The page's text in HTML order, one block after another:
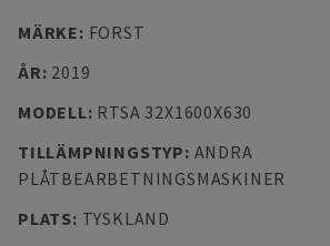
MÄRKE: FORST
ÅR: 2019
MODELL: RTSA 32X1600X630
TILLÄMPNINGSTYP: ANDRA
PLÅTBEARBETNINGSMASKINER
PLATS: TYSKLAND